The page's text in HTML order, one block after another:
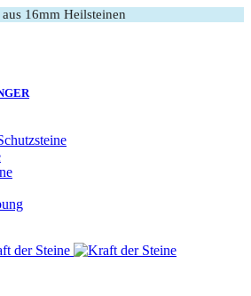
16mm Heilsteinen